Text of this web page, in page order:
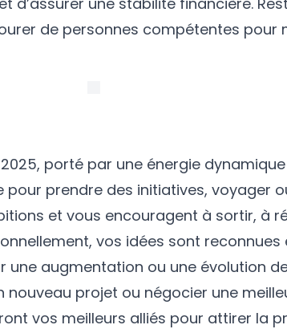
de personnes compétentes pour
porté par une énergie
pour prendre des initiatives, voyager
et vous encouragent à sortir, à
vos idées sont
augmentation ou une évolution
projet ou négocier une
vos meilleurs alliés pour attirer la